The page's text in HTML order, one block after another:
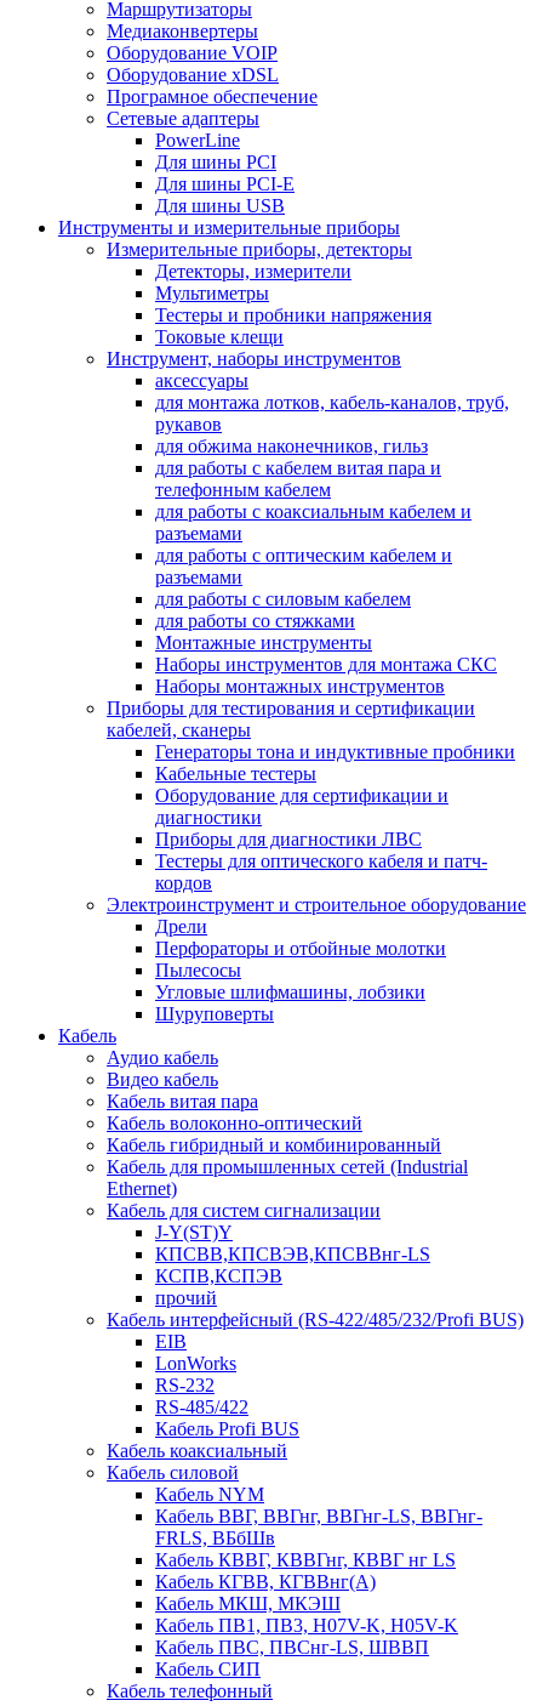
Маршрутизаторы
Медиаконвертеры
Оборудование VOIP
Оборудование xDSL
Програмное обеспечение
Сетевые адаптеры
PowerLine
Для шины PCI
Для шины PCI-E
Для шины USB
Инструменты и измерительные приборы
Измерительные приборы, детекторы
Детекторы, измерители
Мультиметры
Тестеры и пробники напряжения
Токовые клещи
Инструмент, наборы инструментов
аксессуары
для монтажа лотков, кабель-каналов, труб,
рукавов
для обжима наконечников, гильз
для работы с кабелем витая пара и
телефонным кабелем
для работы с коаксиальным кабелем и
разъемами
для работы с оптическим кабелем и
разъемами
для работы с силовым кабелем
для работы со стяжками
Монтажные инструменты
Наборы инструментов для монтажа СКС
Наборы монтажных инструментов
Приборы для тестирования и сертификации
кабелей, сканеры
Генераторы тона и индуктивные пробники
Кабельные тестеры
Оборудование для сертификации и
диагностики
Приборы для диагностики ЛВС
Тестеры для оптического кабеля и патч-
кордов
Электроинструмент и строительное оборудование
Дрели
Перфораторы и отбойные молотки
Пылесосы
Угловые шлифмашины, лобзики
Шуруповерты
Кабель
Аудио кабель
Видео кабель
Кабель витая пара
Кабель волоконно-оптический
Кабель гибридный и комбинированный
Кабель для промышленных сетей (Industrial
Ethernet)
Кабель для систем сигнализации
J-Y(ST)Y
КПСВВ,КПСВЭВ,КПСВВнг-LS
КСПВ,КСПЭВ
прочий
Кабель интерфейсный (RS-422/485/232/Profi BUS)
EIB
LonWorks
RS-232
RS-485/422
Кабель Profi BUS
Кабель коаксиальный
Кабель силовой
Кабель NYM
Кабель ВВГ, ВВГнг, ВВГнг-LS, ВВГнг-
FRLS, ВБбШв
Кабель КВВГ, КВВГнг, КВВГ нг LS
Кабель КГВВ, КГВВнг(А)
Кабель МКШ, МКЭШ
Кабель ПВ1, ПВ3, H07V-K, H05V-K
Кабель ПВС, ПВСнг-LS, ШВВП
Кабель СИП
Кабель телефонный